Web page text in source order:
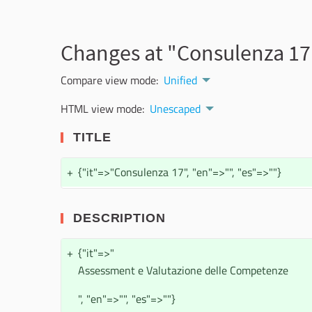
Changes at "Consulenza
Compare view mode: Unified
HTML view mode: Unescaped
TITLE
+ {"it"=>"Consulenza 17", "en"=>"", "es"=>""}
DESCRIPTION
+ {"it"=>"
Assessment e Valutazione delle Competenze
", "en"=>"", "es"=>""}